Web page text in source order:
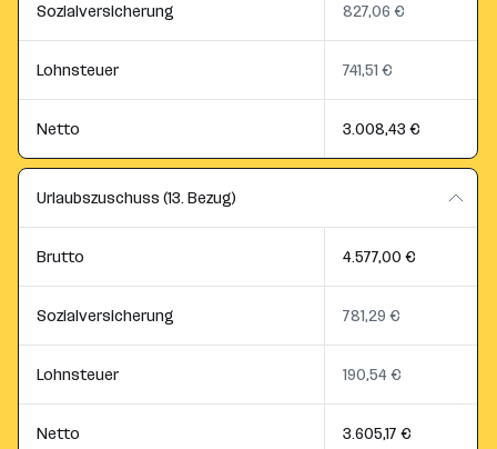
Sozialversicherung 827,06 €
Lohnsteuer 741,51 €
Netto 3.008,43 €
Urlaubszuschuss (13. Bezug)
Brutto 4.577,00 €
Sozialversicherung 781,29 €
Lohnsteuer 190,54 €
Netto 3.605,17 €